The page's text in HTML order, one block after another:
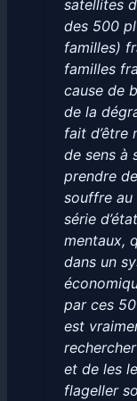
satellites
des 500
familles)
familles
cause de
de la
fait d’être
de sens à
prendre
souffre au
série
mentaux,
dans un
par ces
est
et de les
flageller